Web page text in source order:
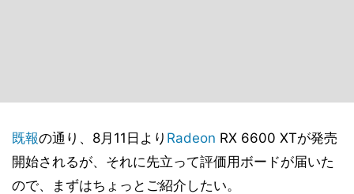
既報の通り、8月11日より Radeon RX 6600 XTが発売
開始されるが、それに先立って評価用ボードが届いた
ので、まずはちょっとご紹介したい。